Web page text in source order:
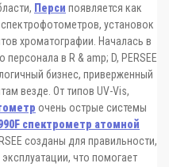
Перси появляется как
установок
хроматографии. Началась в
в R & amp; D, PERSEE
бизнес, приверженный
везде. От типов UV-Vis,
очень острые системы
спектрометр атомной
созданы для правильности,
что помогает